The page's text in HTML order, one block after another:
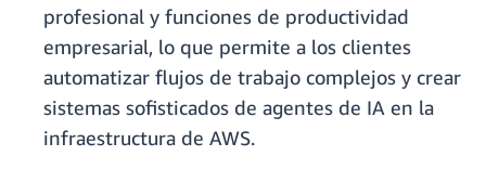
profesional y funciones de productividad
empresarial, lo que permite a los clientes
automatizar flujos de trabajo complejos y crear
sistemas sofisticados de agentes de IA en la
infraestructura de AWS.